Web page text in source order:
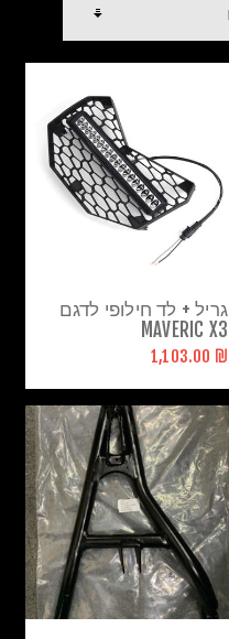
גריל + לד חילופי לדגם
MAVERIC X3
₪ 1,103.00